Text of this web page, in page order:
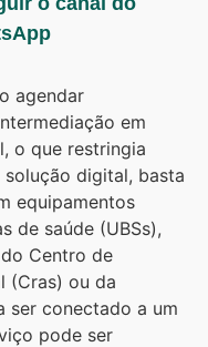
agendar
em
o que restringia
digital, basta
equipamentos
de saúde (UBSs),
Centro de
(Cras) ou da
ser conectado a um
pode ser